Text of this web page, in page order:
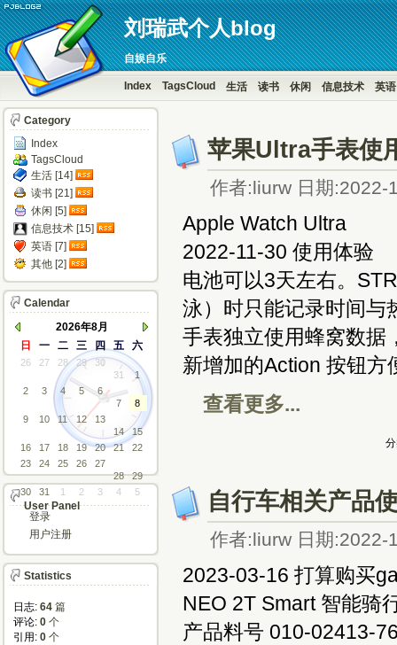
刘瑞武个人blog
自娱自乐
Index TagsCloud 生活 读书 休闲 信息技术 英语
苹果Ultra手表使
作者:liurw 日期:2022-
Apple Watch Ultra
2022-11-30 使用体验
电池可以3天左右。
泳）时只能记录时间与
手表独立使用蜂窝数据
新增加的Action 按钮方
查看更多...
自行车相关产品
作者:liurw 日期:2022-
2023-03-16 打算购买
NEO 2T Smart 智能骑
产品料号 010-02413-
Category
Index
TagsCloud
生活 [14]
读书 [21]
休闲 [5]
信息技术 [15]
英语 [7]
其他 [2]
Calendar
2026年8月
日
一 二 三 四 五 六
26 27 28 29
30
31
1
2
3 4 5
6
7
8
9
10 11 12
13
14
15
16
17 18 19 20 21
22
23
24 25 26
27
28
29
30
31 1 2 3 4 5
User Panel
登录
用户注册
Statistics
日志: 64 篇
评论: 0 个
引用: 0 个